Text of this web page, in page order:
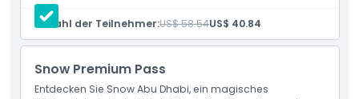
Inklusivleistungen
Richtlinie für Kinder und Erwachsene
Eintritt in den Schneepark
Unbegrenzter Zugang zu den Fahrgeschäften: Polar
Express Zug, Kristallkarussell, Schneehase,
Hasenhügel, Eis- und Flößen-Bumperröhren, Drift’s
Gipfel-Flucht, Troll-Schüssel, Flug der Schneeeule
Fleece-Handschuhe (25 AED), Jacken, Stiefel
Anzahl der Teilnehmer:US$ 58.54US$ 40.84
Snow Premium Pass
Entdecken Sie Snow Abu Dhabi, ein magisches